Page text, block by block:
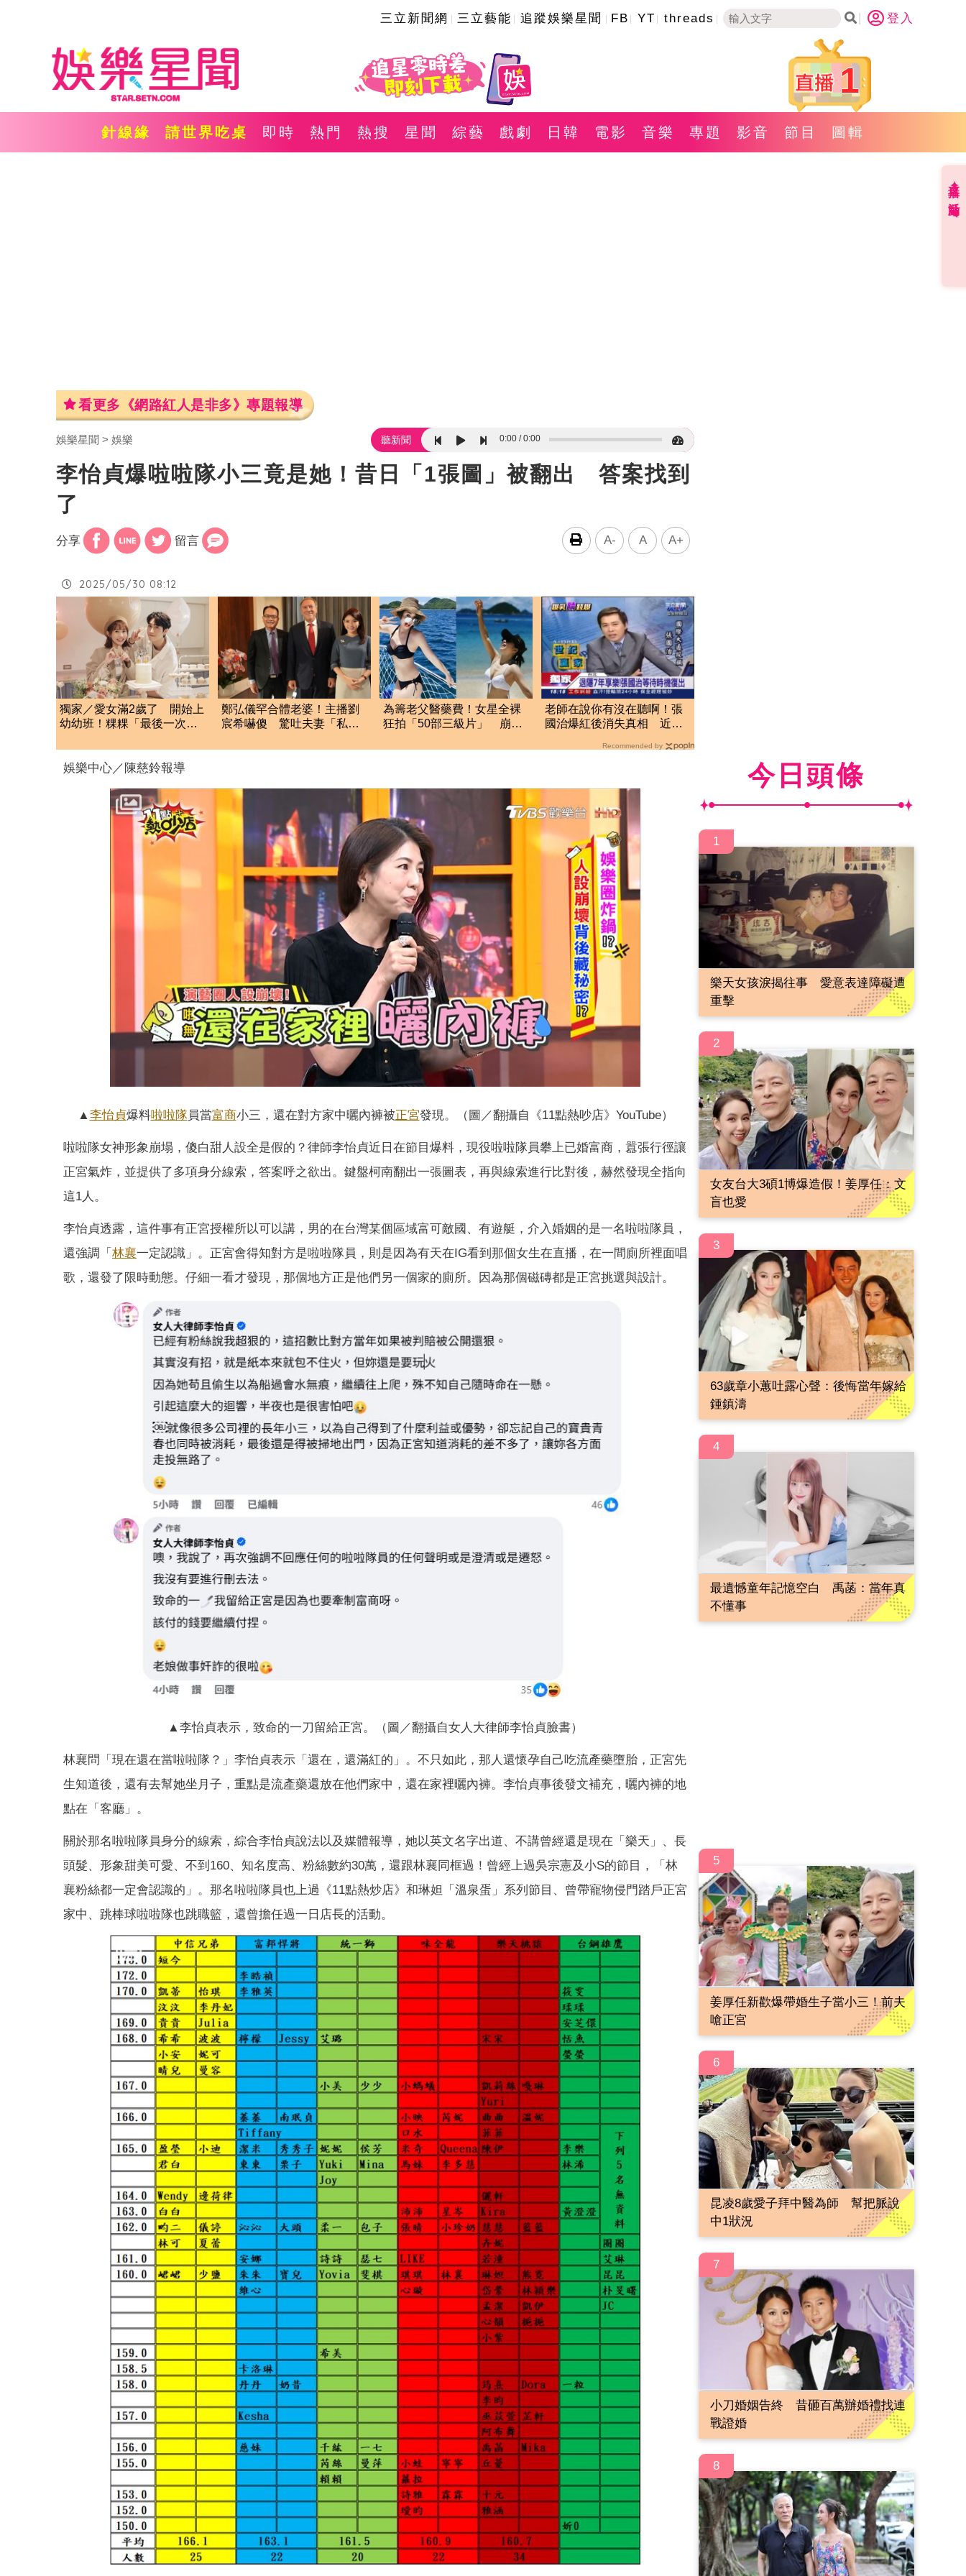
三立新聞網 三立藝能 追蹤娛樂星聞 FB YT threads 登入
1
針線緣 請世界吃桌 即時 熱門 熱搜 星聞 綜藝 戲劇 日韓 電影 音樂 專題 影音 節目 圖輯
看更多《網路紅人是非多》專題報導
娛樂星聞 娛樂 聽新聞 0:00 0:00
李怡貞爆啦啦隊小三竟是她！昔日「1張圖」被翻出 答案找到
了
分享 留言 A- A A+
2025/05/30 08:12
獨家／愛女滿2歲了 開始上
幼幼班！粿粿「最後一次
鄭弘儀罕合體老婆！主播劉
宸希嚇傻 驚吐夫妻「私下
為籌老父醫藥費！女星全裸
狂拍「50部三級片」 崩潰
老師在說你有沒在聽啊！張
國治爆紅後消失真相 近況
Recommended by
娛樂中心／陳慈鈴報導
▲李怡貞爆料啦啦隊員當富商小三，還在對方家中曬內褲被正宮發現。（圖／翻攝自《11點熱吵店》YouTube）
啦啦隊女神形象崩塌，傻白甜人設全是假的？律師李怡貞近日在節目爆料，現役啦啦隊員攀上已婚富商，囂張行徑讓
正宮氣炸，並提供了多項身分線索，答案呼之欲出。鍵盤柯南翻出一張圖表，再與線索進行比對後，赫然發現全指向
這1人。
李怡貞透露，這件事有正宮授權所以可以講，男的在台灣某個區域富可敵國、有遊艇，介入婚姻的是一名啦啦隊員，
還強調「 林襄一定認識」。正宮會得知對方是啦啦隊員，則是因為有天在IG看到那個女生在直播，在一間廁所裡面唱
歌，還發了限時動態。仔細一看才發現，那個地方正是他們另一個家的廁所。因為那個磁磚都是正宮挑選與設計。
▲李怡貞表示，致命的一刀留給正宮。（圖／翻攝自女人大律師李怡貞臉書）
林襄問「現在還在當啦啦隊？」李怡貞表示「還在，還滿紅的」。不只如此，那人還懷孕自己吃流產藥墮胎，正宮先
生知道後，還有去幫她坐月子，重點是流產藥還放在他們家中，還在家裡曬內褲。李怡貞事後發文補充，曬內褲的地
點在「客廳」。
關於那名啦啦隊員身分的線索，綜合李怡貞說法以及媒體報導，她以英文名字出道、不講曾經還是現在「樂天」、長
頭髮、形象甜美可愛、不到160、知名度高、粉絲數約30萬，還跟林襄同框過！曾經上過吳宗憲及小S的節目，「林
襄粉絲都一定會認識的」。那名啦啦隊員也上過《11點熱炒店》和琳妲「溫泉蛋」系列節目、曾帶寵物侵門踏戶正宮
家中、跳棒球啦啦隊也跳職籃，還曾擔任過一日店長的活動。
今日頭條
1
樂天女孩淚揭往事 愛意表達障礙遭
重擊
2
女友台大3碩1博爆造假！姜厚任：文
盲也愛
3
63歲章小蕙吐露心聲：後悔當年嫁給
鍾鎮濤
4
最遺憾童年記憶空白 禹菡：當年真
不懂事
5
姜厚任新歡爆帶婚生子當小三！前夫
嗆正宮
6
昆凌8歲愛子拜中醫為師 幫把脈說
中1狀況
7
小刀婚姻告終 昔砸百萬辦婚禮找連
戰證婚
8
直播✦活動